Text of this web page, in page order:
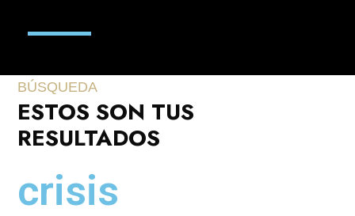
BÚSQUEDA
ESTOS SON TUS
RESULTADOS
crisis